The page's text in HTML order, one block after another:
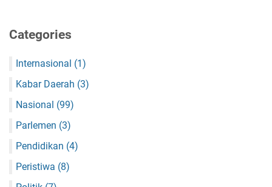
Categories
Internasional (1)
Kabar Daerah (3)
Nasional (99)
Parlemen (3)
Pendidikan (4)
Peristiwa (8)